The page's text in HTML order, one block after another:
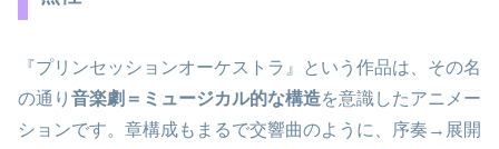
『プリンセッションオーケストラ』という作品は、その名
の通り 音楽劇＝ミュージカル的な構造を意識したアニメー
ションです。章構成もまるで交響曲のように、序奏→展開